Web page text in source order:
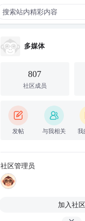
多媒体
807
社区成员
发帖 与我相关 我
社区管理员
加入社区